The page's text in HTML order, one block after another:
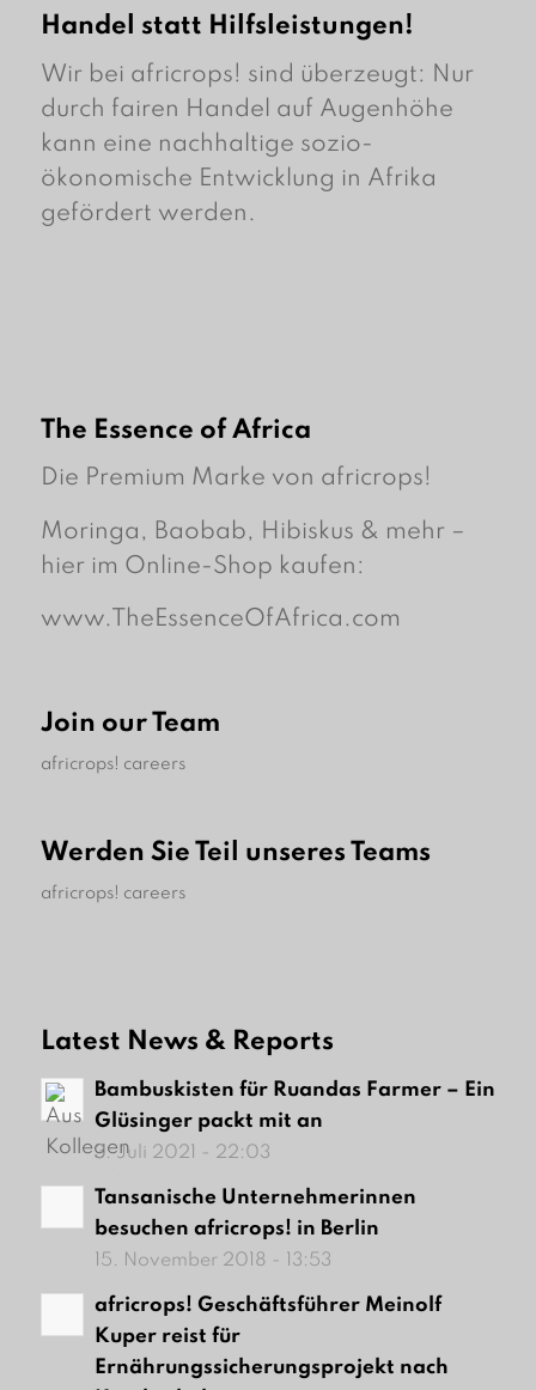
Handel statt Hilfsleistungen!
Wir bei africrops! sind überzeugt: Nur
durch fairen Handel auf Augenhöhe
kann eine nachhaltige sozio-
ökonomische Entwicklung in Afrika
gefördert werden.
The Essence of Africa
Die Premium Marke von africrops!
Moringa, Baobab, Hibiskus & mehr –
hier im Online-Shop kaufen:
www.TheEssenceOfAfrica.com
Join our Team
africrops! careers
Werden Sie Teil unseres Teams
africrops! careers
Latest News & Reports
Bambuskisten für Ruandas Farmer – Ein
Glüsinger packt mit an
3. Juli 2021 - 22:03
Tansanische Unternehmerinnen
besuchen africrops! in Berlin
15. November 2018 - 13:53
africrops! Geschäftsführer Meinolf
Kuper reist für
Ernährungssicherungsprojekt nach